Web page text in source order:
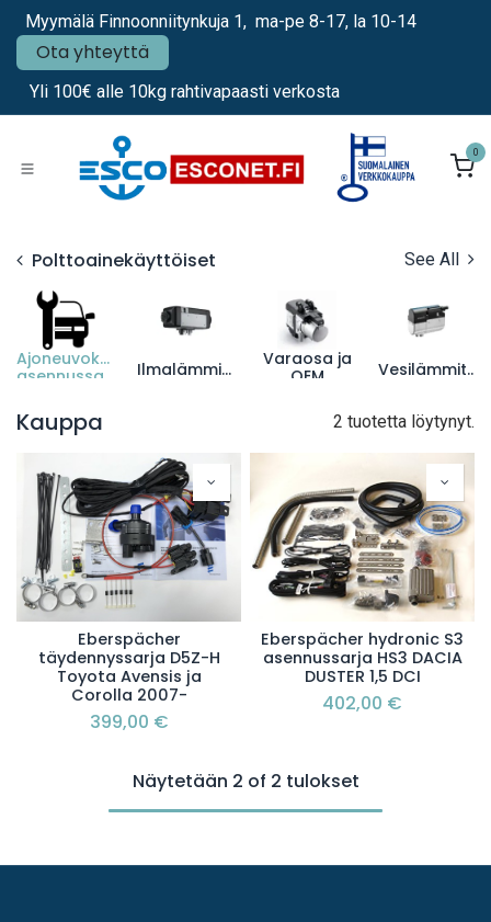
Siirry sisältöön
Myymälä Finnoonniitynkuja 1, ma-pe 8-17, la 10-14
Ota yhteyttä
Yli 100€ alle 10kg rahtivapaasti verkosta
0
Polttoainekäyttöiset See All
Ajoneuvokohtaiset
Ilmalämmittimet
Varaosa ja
OEM
Vesilämmittimet
Kauppa 2 tuotetta löytynyt.
Eberspächer
täydennyssarja D5Z-H
Toyota Avensis ja
Corolla 2007-
399,00 €
Eberspächer hydronic S3
asennussarja HS3 DACIA
DUSTER 1,5 DCI
402,00 €
Näytetään 2 of 2 tulokset